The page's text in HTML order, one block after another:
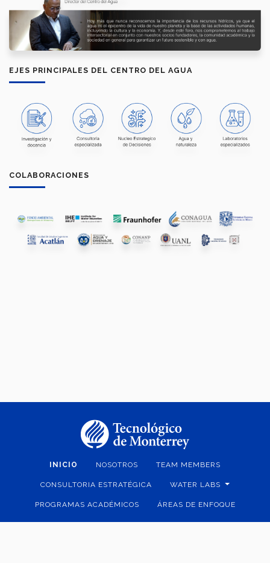
EJES PRINCIPALES DEL CENTRO DEL AGUA
COLABORACIONES
INICIO NOSOTROS TEAM MEMBERS
CONSULTORIA ESTRATÉGICA WATER LABS
PROGRAMAS ACADÉMICOS ÁREAS DE ENFOQUE
BLOG DEL AGUA PROYECTOS EVENTOS